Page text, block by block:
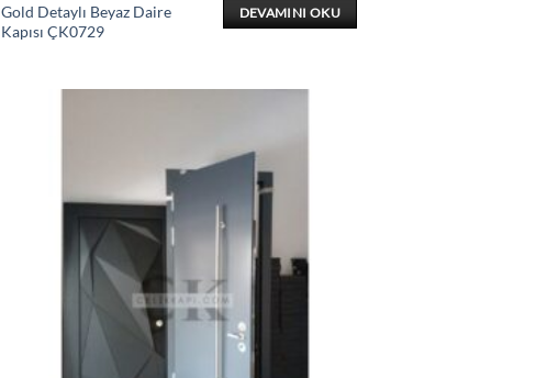
Gold Detaylı Beyaz Daire
Kapısı ÇK0729
DEVAMINI OKU